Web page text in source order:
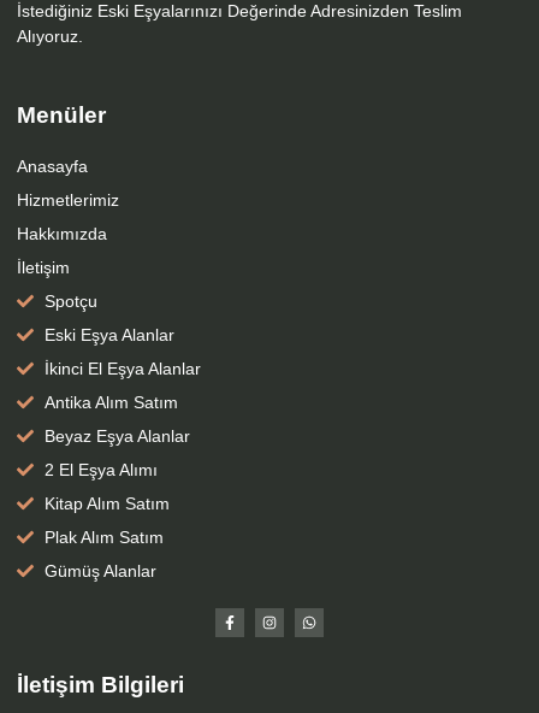
İstediğiniz Eski Eşyalarınızı Değerinde Adresinizden Teslim
Alıyoruz.
Menüler
Anasayfa
Hizmetlerimiz
Hakkımızda
İletişim
Spotçu
Eski Eşya Alanlar
İkinci El Eşya Alanlar
Antika Alım Satım
Beyaz Eşya Alanlar
2 El Eşya Alımı
Kitap Alım Satım
Plak Alım Satım
Gümüş Alanlar
İletişim Bilgileri